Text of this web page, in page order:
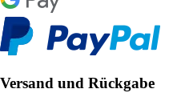
Versand und Rückgabe